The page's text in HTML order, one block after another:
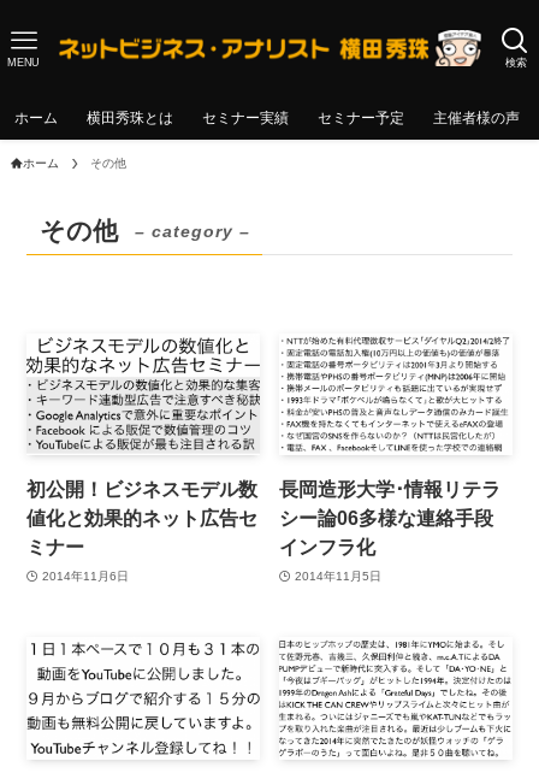
検索
MENU
ホーム 横田秀珠とは セミナー実績 セミナー予定 主催者様の声
ホーム その他
その他 – category –
初公開！ビジネスモデル数
値化と効果的ネット広告セ
ミナー
2014年11月6日
長岡造形大学･情報リテラ
シー論06多様な連絡手段
インフラ化
2014年11月5日